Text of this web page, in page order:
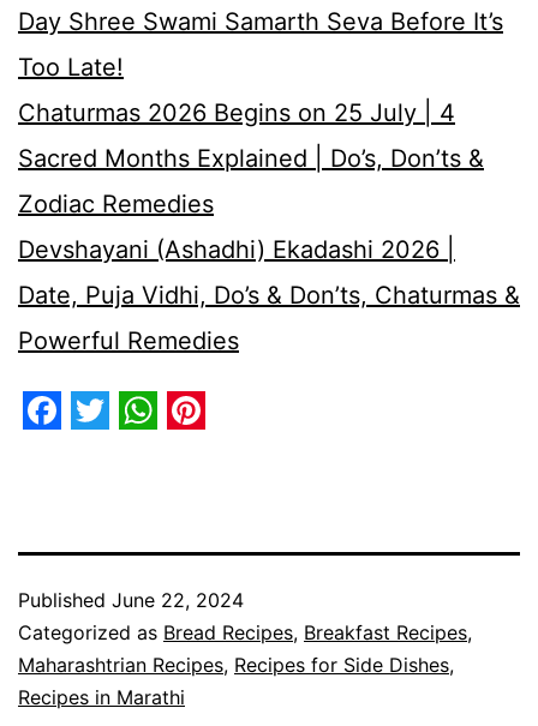
Day Shree Swami Samarth Seva Before It’s
Too Late!
Chaturmas 2026 Begins on 25 July | 4
Sacred Months Explained | Do’s, Don’ts &
Zodiac Remedies
Devshayani (Ashadhi) Ekadashi 2026 |
Date, Puja Vidhi, Do’s & Don’ts, Chaturmas &
Powerful Remedies
Published June 22, 2024
Categorized as Bread Recipes, Breakfast Recipes,
Maharashtrian Recipes, Recipes for Side Dishes,
Recipes in Marathi